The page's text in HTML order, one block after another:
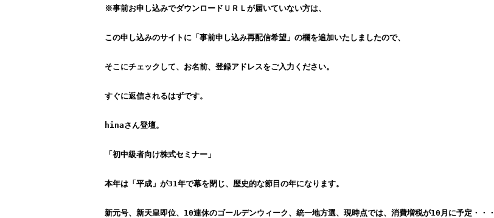
※事前お申し込みでダウンロードＵＲＬが届いていない方は、
この申し込みのサイトに「事前申し込み再配信希望」の欄を追加いたしましたので、
そこにチェックして、お名前、登録アドレスをご入力ください。
すぐに返信されるはずです。
hinaさん登壇。
「初中級者向け株式セミナー」
本年は「平成」が31年で幕を閉じ、歴史的な節目の年になります。
新元号、新天皇即位、10連休のゴールデンウィーク、統一地方選、現時点では、消費増税が10月に予定・・・